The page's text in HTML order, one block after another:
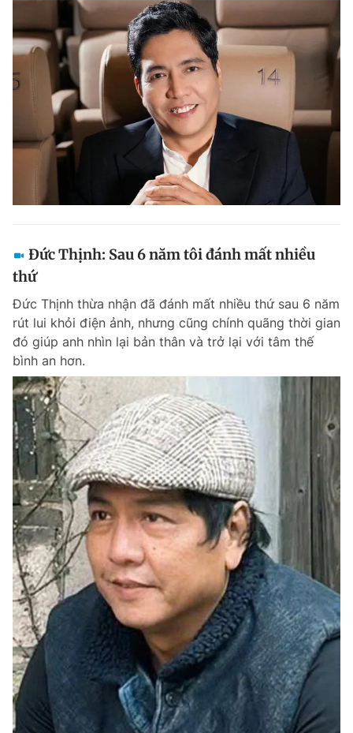
Đức Thịnh: Sau 6 năm tôi đánh mất nhiều
thứ
Đức Thịnh thừa nhận đã đánh mất nhiều thứ sau 6 năm
rút lui khỏi điện ảnh, nhưng cũng chính quãng thời gian
đó giúp anh nhìn lại bản thân và trở lại với tâm thế
bình an hơn.